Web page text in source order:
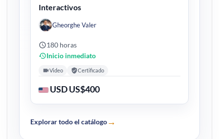
Interactivos
Gheorghe Valer
180 horas
Inicio inmediato
Video Certificado
USD US$400
Explorar todo el catálogo→